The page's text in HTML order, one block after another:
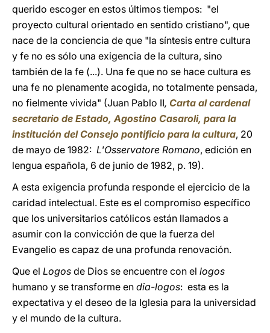
querido escoger en estos últimos tiempos: "el
proyecto cultural orientado en sentido cristiano", que
nace de la conciencia de que "la síntesis entre cultura
y fe no es sólo una exigencia de la cultura, sino
también de la fe (...). Una fe que no se hace cultura es
una fe no plenamente acogida, no totalmente pensada,
no fielmente vivida" (Juan Pablo II, Carta al cardenal
secretario de Estado, Agostino Casaroli, para la
institución del Consejo pontificio para la cultura, 20
de mayo de 1982: L'Osservatore Romano, edición en
lengua española, 6 de junio de 1982, p. 19).
A esta exigencia profunda responde el ejercicio de la
caridad intelectual. Este es el compromiso específico
que los universitarios católicos están llamados a
asumir con la convicción de que la fuerza del
Evangelio es capaz de una profunda renovación.
Que el Logos de Dios se encuentre con el logos
humano y se transforme en dia-logos: esta es la
expectativa y el deseo de la Iglesia para la universidad
y el mundo de la cultura.